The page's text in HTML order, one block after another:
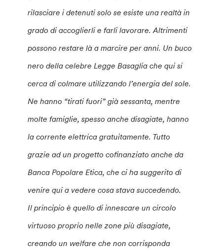
rilasciare i detenuti solo se esiste una realtà in
grado di accoglierli e farli lavorare. Altrimenti
possono restare là a marcire per anni. Un buco
nero della celebre Legge Basaglia che qui si
cerca di colmare utilizzando l’energia del sole.
Ne hanno “tirati fuori” già sessanta, mentre
molte famiglie, spesso anche disagiate, hanno
la corrente elettrica gratuitamente. Tutto
grazie ad un progetto cofinanziato anche da
Banca Popolare Etica, che ci ha suggerito di
venire qui a vedere cosa stava succedendo.
Il principio è quello di innescare un circolo
virtuoso proprio nelle zone più disagiate,
creando un welfare che non corrisponda